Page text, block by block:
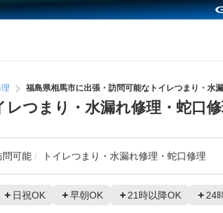
福島県相馬市に出張・訪問可能なトイレつまり・水
つまり・水漏れ修理・蛇口
問可能 トイレつまり・水漏れ修理・蛇口修理
日祝OK 早朝OK 21時以降OK 24